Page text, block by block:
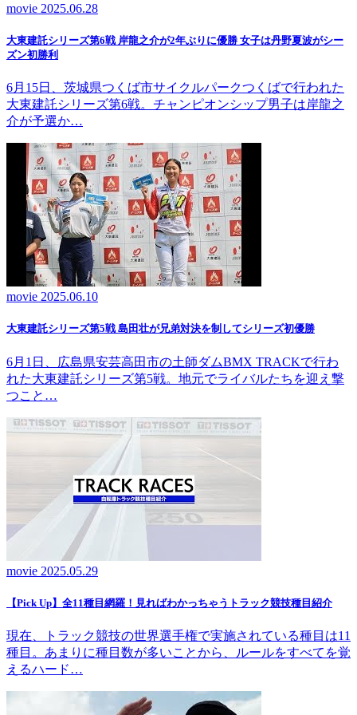
movie 2025.06.28
大東建託シリーズ第6戦 岸龍之介が2年ぶりに優勝 女子は丹野夏波がシー
ズン初勝利
6月15日、茨城県つくば市サイクルパークつくばで行われた
大東建託シリーズ第6戦。チャンピオンシップ男子は岸龍之
介が予選か…
movie 2025.06.10
大東建託シリーズ第5戦 島田壮が兄弟対決を制してシリーズ初優勝
6月1日、広島県安芸高田市の土師ダムBMX TRACKで行わ
れた大東建託シリーズ第5戦。地元でライバルたちを迎え撃
つこと…
movie 2025.05.29
【Pick Up】全11種目網羅！見ればわかっちゃうトラック競技種目紹介
現在、トラック競技の世界選手権で実施されている種目は11
種目。あまりに種目数が多いことから、ルールをすべてを覚
えるハード…